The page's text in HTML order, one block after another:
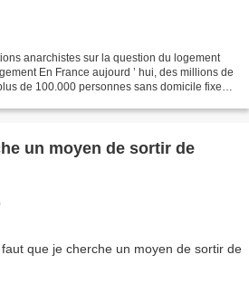
anarchistes sur la question du logement
En France aujourd ’ hui, des millions de
de 100.000 personnes sans domicile fixe,
un moyen de sortir de